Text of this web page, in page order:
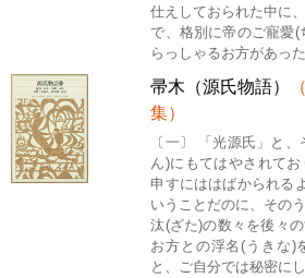
仕えしておられた中に
で、格別に帝のご寵愛
らっしゃるお方があった
帚木（源氏物語）
集）
〔一〕 「光源氏」と
ん)にもてはやされて
申すにははばかられる
いうことだのに、その
汰(ざた)の数々を後々
お方との浮名(うきな)
と、ご自分では秘密に